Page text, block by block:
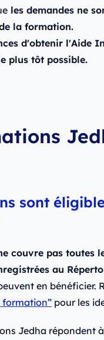
les demandes ne
la formation.
d'obtenir l'Aide
plus tôt possible.
sont
couvre pas toutes
au
en bénéficier.
formation”pour les
Jedha répondent